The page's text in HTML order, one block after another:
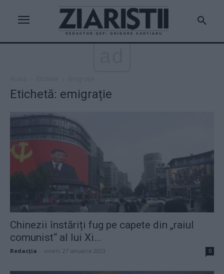
Etichetă: emigrație
Chinezii înstăriți fug pe capete din „raiul
comunist“ al lui Xi...
Redacţia vineri, 27 ianuarie 2023 0